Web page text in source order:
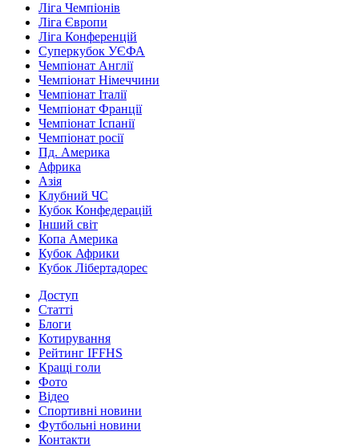
Ліга Чемпіонів
Ліга Європи
Ліга Конференцій
Суперкубок УЄФА
Чемпіонат Англії
Чемпіонат Німеччини
Чемпіонат Італії
Чемпіонат Франції
Чемпіонат Іспанії
Чемпіонат росії
Пд. Америка
Африка
Азія
Клубний ЧС
Кубок Конфедерацій
Інший світ
Копа Америка
Кубок Африки
Кубок Лібертадорес
Доступ
Статті
Блоги
Котирування
Рейтинг IFFHS
Кращі голи
Фото
Відео
Спортивні новини
Футбольні новини
Контакти